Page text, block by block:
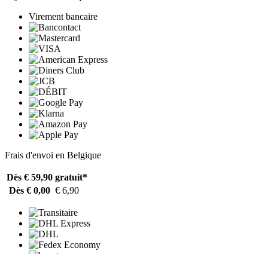
Virement bancaire
Frais d'envoi en Belgique
Dès € 59,90 gratuit*
Dès € 0,00 € 6,90